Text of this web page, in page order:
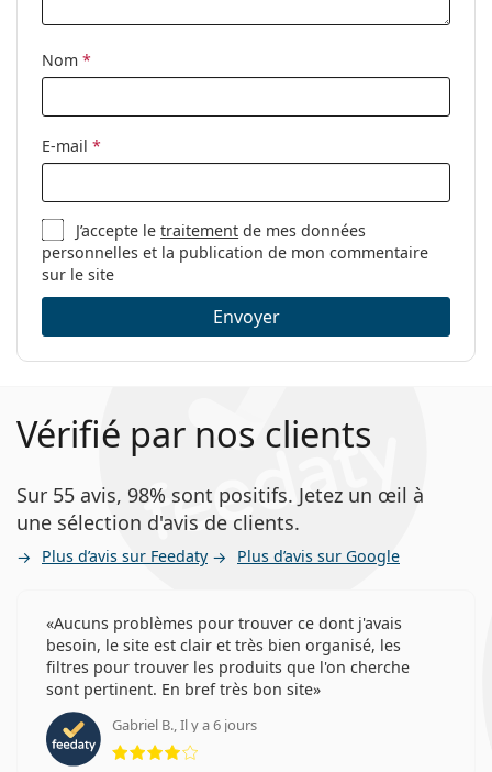
Catégorie:
Lunettes de vue
Marque:
Kate Spade
Code:
Nom *
E-mail *
J’accepte letraitement de mes données
personnelles et la publication de mon commentaire
sur le site
Envoyer
Vérifié par nos clients
Sur 55 avis, 98% sont positifs. Jetez un œil à
une sélection d'avis de clients.
Plus d’avis sur Feedaty Plus d’avis sur Google
Aucuns problèmes pour trouver ce dont j'avais
besoin, le site est clair et très bien organisé, les
filtres pour trouver les produits que l'on cherche
sont pertinent. En bref très bon site
Gabriel B., Il y a 6 jours
évaluation 4 sur 5